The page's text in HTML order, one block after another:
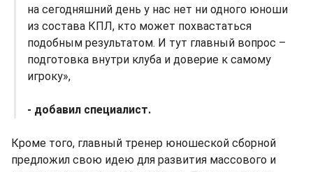
на сегодняшний день у нас нет ни одного юноши
из состава КПЛ, кто может похвастаться
подобным результатом. И тут главный вопрос –
подготовка внутри клуба и доверие к самому
игроку»,
- добавил специалист.
Кроме того, главный тренер юношеской сборной
предложил свою идею для развития массового и